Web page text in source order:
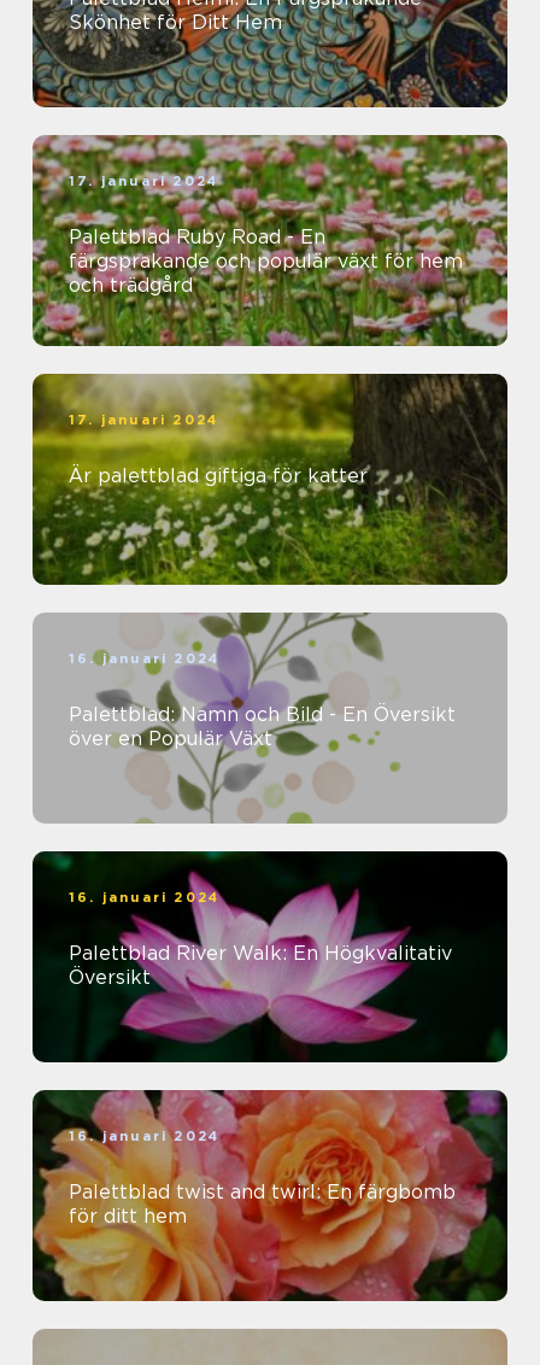
Skönhet för Ditt Hem
17. januari 2024
Palettblad Ruby Road - En
färgsprakande och populär växt för hem
och trädgård
17. januari 2024
Är palettblad giftiga för katter
16. januari 2024
Palettblad: Namn och Bild - En Översikt
över en Populär Växt
16. januari 2024
Palettblad River Walk: En Högkvalitativ
Översikt
16. januari 2024
Palettblad twist and twirl: En färgbomb
för ditt hem